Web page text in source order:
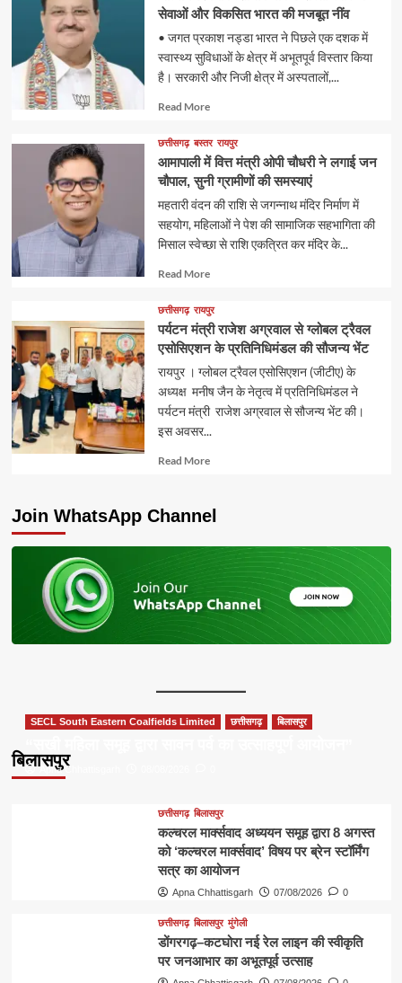
सेवाओं और विकसित भारत की मजबूत नींव
• जगत प्रकाश नड्डा भारत ने पिछले एक दशक में
स्वास्थ्य सुविधाओं के क्षेत्र में अभूतपूर्व विस्तार किया
है। सरकारी और निजी क्षेत्र में अस्पतालों,...
Read MoreRead
about
छत्तीसगढ़ बस्तर रायपुर
आमापाली में वित्त मंत्री ओपी चौधरी ने लगाई जन
चौपाल, सुनी ग्रामीणों की समस्याएं
महतारी वंदन की राशि से जगन्नाथ मंदिर निर्माण में
सहयोग, महिलाओं ने पेश की सामाजिक सहभागिता की
मिसाल स्वेच्छा से राशि एकत्रित कर मंदिर के...
Read MoreRead
about
छत्तीसगढ़ रायपुर
पर्यटन मंत्री राजेश अग्रवाल से ग्लोबल ट्रैवल
एसोसिएशन के प्रतिनिधिमंडल की सौजन्य भेंट
रायपुर । ग्लोबल ट्रैवल एसोसिएशन (जीटीए) के
अध्यक्ष मनीष जैन के नेतृत्व में प्रतिनिधिमंडल ने
पर्यटन मंत्री राजेश अग्रवाल से सौजन्य भेंट की।
इस अवसर...
Read MoreRead
Join WhatsApp Channel
बिलासपुर
SECL South Eastern Coalfields Limited छत्तीसगढ़ बिलासपुर
Apna Chhattisgarh
छत्तीसगढ़ बिलासपुर
कल्चरल मार्क्सवाद अध्ययन समूह द्वारा 8 अगस्त
को ‘कल्चरल मार्क्सवाद’ विषय पर ब्रेन स्टॉर्मिंग
सत्र का आयोजन
Apna Chhattisgarh 07/08/2026 0
छत्तीसगढ़ बिलासपुर मुंगेली
डोंगरगढ़–कटघोरा नई रेल लाइन की स्वीकृति
पर जनआभार का अभूतपूर्व उत्साह